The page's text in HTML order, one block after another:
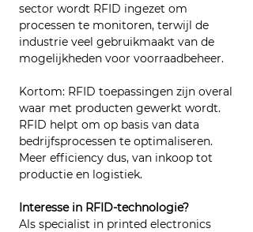
sector wordt RFID ingezet om
processen te monitoren, terwijl de
industrie veel gebruikmaakt van de
mogelijkheden voor voorraadbeheer.
Kortom: RFID toepassingen zijn overal
waar met producten gewerkt wordt.
RFID helpt om op basis van data
bedrijfsprocessen te optimaliseren.
Meer efficiency dus, van inkoop tot
productie en logistiek.
Interesse in RFID-technologie?
Als specialist in printed electronics